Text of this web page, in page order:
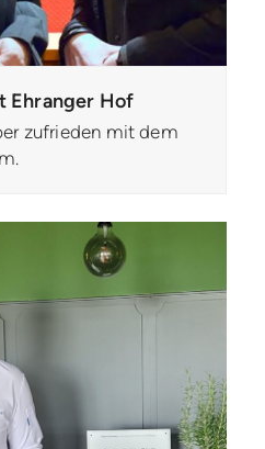
Ehranger Hof
zufrieden mit dem